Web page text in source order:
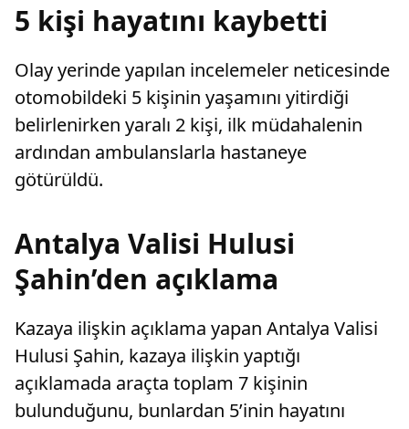
5 kişi hayatını kaybetti
Olay yerinde yapılan incelemeler neticesinde
otomobildeki 5 kişinin yaşamını yitirdiği
belirlenirken yaralı 2 kişi, ilk müdahalenin
ardından ambulanslarla hastaneye
götürüldü.
Antalya Valisi Hulusi
Şahin’den açıklama
Kazaya ilişkin açıklama yapan Antalya Valisi
Hulusi Şahin, kazaya ilişkin yaptığı
açıklamada araçta toplam 7 kişinin
bulunduğunu, bunlardan 5’inin hayatını